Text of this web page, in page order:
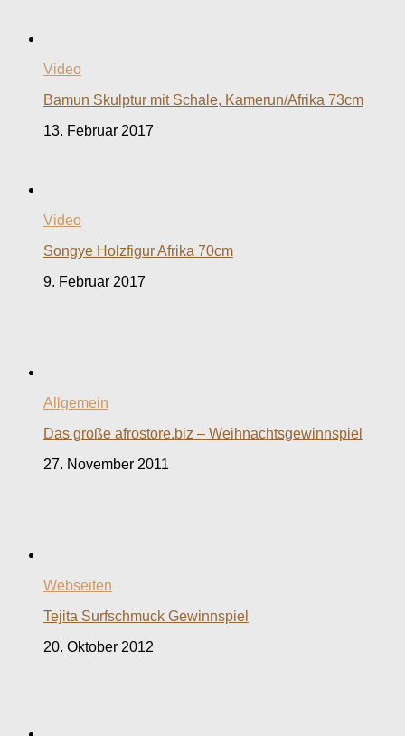
Video
Bamun Skulptur mit Schale, Kamerun/Afrika 73cm
13. Februar 2017
Video
Songye Holzfigur Afrika 70cm
9. Februar 2017
Allgemein
Das große afrostore.biz – Weihnachtsgewinnspiel
27. November 2011
Webseiten
Tejita Surfschmuck Gewinnspiel
20. Oktober 2012